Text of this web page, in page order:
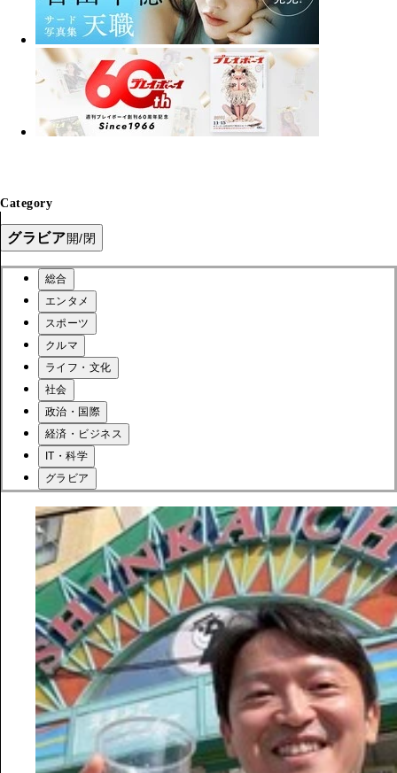
Category
グラビア開/閉
総合
エンタメ
スポーツ
クルマ
ライフ・文化
社会
政治・国際
経済・ビジネス
IT・科学
グラビア